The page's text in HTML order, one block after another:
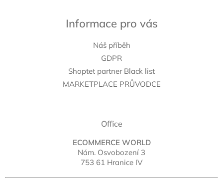
Informace pro vás
Náš příběh
GDPR
Shoptet partner Black list
MARKETPLACE PRŮVODCE
Office
ECOMMERCE WORLD
Nám. Osvobození 3
753 61 Hranice IV